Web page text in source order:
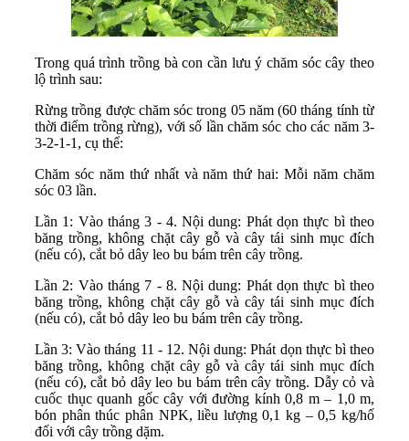
Trong quá trình trồng bà con cần lưu ý chăm sóc cây theo
lộ trình sau:
Rừng trồng được chăm sóc trong 05 năm (60 tháng tính từ
thời điểm trồng rừng), với số lần chăm sóc cho các năm 3-
3-2-1-1, cụ thể:
Chăm sóc năm thứ nhất và năm thứ hai: Mỗi năm chăm
sóc 03 lần.
Lần 1: Vào tháng 3 - 4. Nội dung: Phát dọn thực bì theo
băng trồng, không chặt cây gỗ và cây tái sinh mục đích
(nếu có), cắt bỏ dây leo bu bám trên cây trồng.
Lần 2: Vào tháng 7 - 8. Nội dung: Phát dọn thực bì theo
băng trồng, không chặt cây gỗ và cây tái sinh mục đích
(nếu có), cắt bỏ dây leo bu bám trên cây trồng.
Lần 3: Vào tháng 11 - 12. Nội dung: Phát dọn thực bì theo
băng trồng, không chặt cây gỗ và cây tái sinh mục đích
(nếu có), cắt bỏ dây leo bu bám trên cây trồng. Dẫy cỏ và
cuốc thục quanh gốc cây với đường kính 0,8 m – 1,0 m,
bón phân thúc phân NPK, liều lượng 0,1 kg – 0,5 kg/hố
đối với cây trồng dặm.